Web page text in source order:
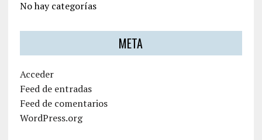
No hay categorías
META
Acceder
Feed de entradas
Feed de comentarios
WordPress.org